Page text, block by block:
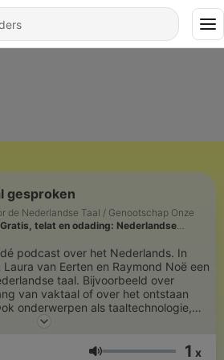
gesproken
de Nederlandse Taal / Genootschap Onze
telat en odading: Nederlandse
podcast over het Nederlands. In
van Eerten en Raymond Noë een
taal. Bijvoorbeeld over
van vaktaal of over het ontstaan
onderwerpen als taaltechnologie,
in België komen aan bod.
(https://www.ivdnt.org) en het
1 x